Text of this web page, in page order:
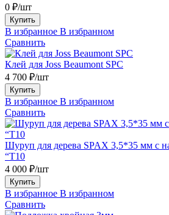
0 ₽/шт
Купить
В избранное В избранном
Сравнить
Клей для Joss Beaumont SPC
4 700 ₽/шт
Купить
В избранное В избранном
Сравнить
Шуруп для дерева SPAX 3,5*35 мм с
“Т10
4 000 ₽/шт
Купить
В избранное В избранном
Сравнить